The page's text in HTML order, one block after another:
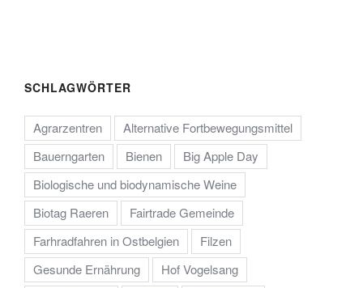
SCHLAGWÖRTER
Agrarzentren
Alternative Fortbewegungsmittel
Bauerngarten
Bienen
Big Apple Day
Biologische und biodynamische Weine
Biotag Raeren
Fairtrade Gemeinde
Farhradfahren in Ostbelgien
Filzen
Gesunde Ernährung
Hof Vogelsang